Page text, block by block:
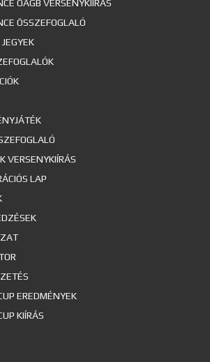
OAGB VERSENYKIÍRÁS
ÖSSZEFOGLALÓ
VERSENYKIÍRÁS
LAP
EREDMÉNYEK
KIÍRÁS